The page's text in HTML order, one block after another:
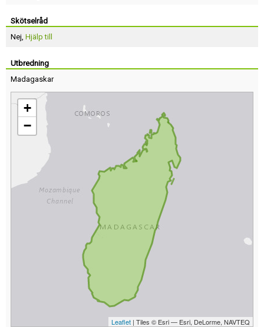
Skötselråd
Nej, Hjälp till
Utbredning
Madagaskar
+
−
Leaflet | Tiles © Esri — Esri, DeLorme, NAVTEQ